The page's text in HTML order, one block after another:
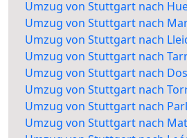
Umzug von Stuttgart nach
Umzug von Stuttgart nach
Umzug von Stuttgart nach
Umzug von Stuttgart nach
Umzug von Stuttgart nach
Umzug von Stuttgart nach
Umzug von Stuttgart nach
Umzug von Stuttgart nach